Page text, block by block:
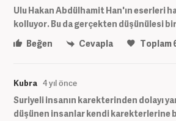
Ulu Hakan Abdülhamit Han'ın eserleri
kolluyor. Bu da gerçekten düşünülesi
Beğen
Cevapla Toplam
Kubra 4 yıl önce
Suriyeli insanın karekterinden dolayı
düşünen insanlar kendi karekterlerine